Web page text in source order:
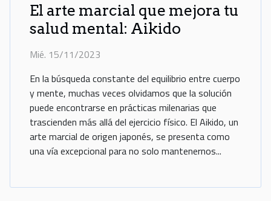
El arte marcial que mejora tu
salud mental: Aikido
Mié. 15/11/2023
En la búsqueda constante del equilibrio entre cuerpo
y mente, muchas veces olvidamos que la solución
puede encontrarse en prácticas milenarias que
trascienden más allá del ejercicio físico. El Aikido, un
arte marcial de origen japonés, se presenta como
una vía excepcional para no solo mantenernos...